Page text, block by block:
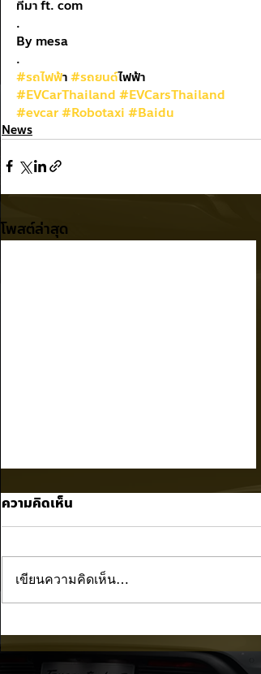
ที่มา ft. com
.
By mesa
.
#รถไฟฟ้า #รถยนต์ไฟฟ้า
#EVCarThailand #EVCarsThailand
#evcar#Robotaxi #Baidu
News
โพสต์ล่าสุด
Trump ล้อคนขับรถ EV เป็น
"โรค" กลางเวทีหาเสียง! 🚘⚡
ความคิดเห็น
เขียนความคิดเห็น…